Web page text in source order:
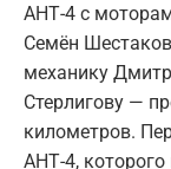
АНТ-4 с
Семён
механику
Стерлигову —
километров.
АНТ-4, которого